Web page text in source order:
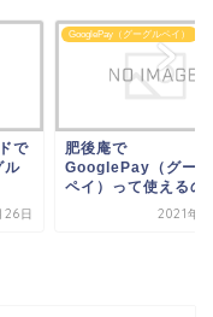
で
ル
日
GooglePay（グーグルペイ）
肥後庵で
GooglePay（グー
ペイ）って使えるの
2021年6